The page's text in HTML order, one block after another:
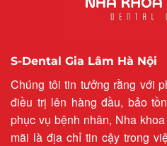
S-Dental Gia Lâm Hà Nội
Chúng tôi tin tưởng rằng với
điều trị lên hàng đầu, bảo
phục vụ bệnh nhân, Nha
mãi là địa chỉ tin cậy trong